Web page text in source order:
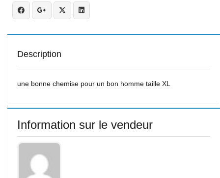
Description
une bonne chemise pour un bon homme taille XL
Information sur le vendeur